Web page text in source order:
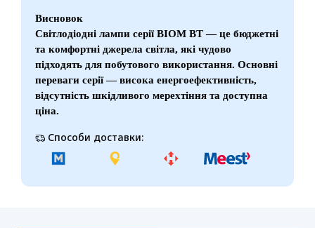
Висновок
Світлодіодні лампи серії BIOM BT — це бюджетні
та комфортні джерела світла, які чудово
підходять для побутового використання. Основні
переваги серії — висока енергоефективність,
відсутність шкідливого мерехтіння та доступна
ціна.
Способи доставки: